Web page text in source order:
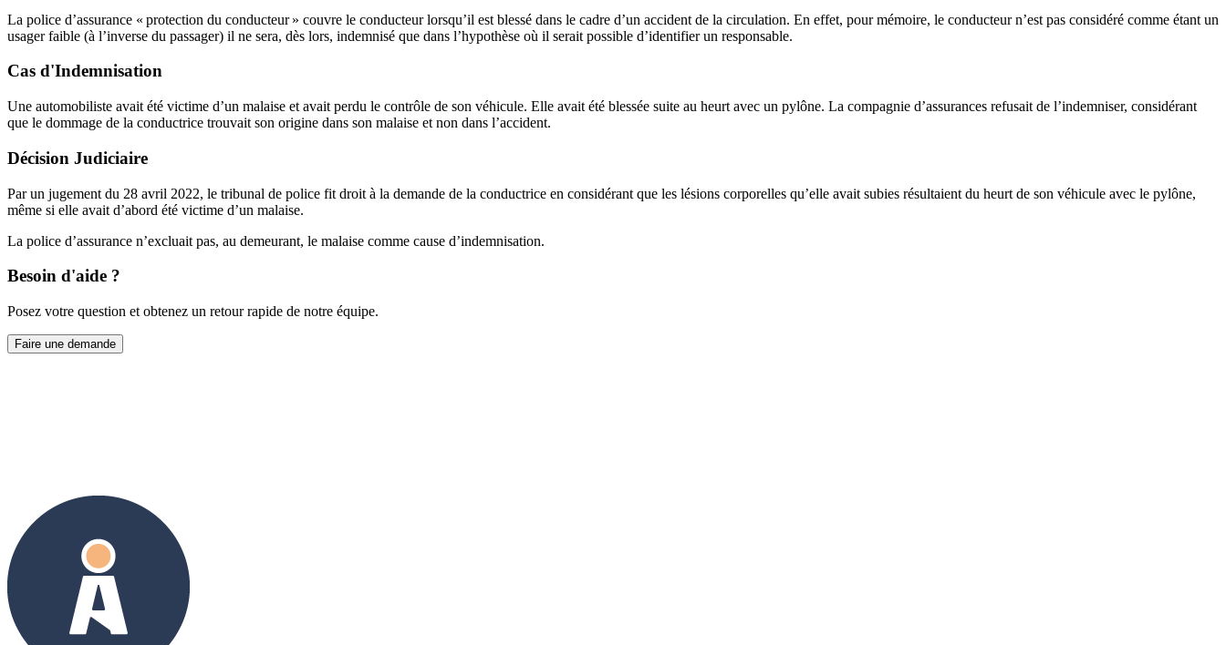
La police d’assurance « protection du conducteur » couvre le conducteur lorsqu’il est blessé dans le cadre d’un accident de la circulation. En effet, pour mémoire, le conducteur n’est pas considéré comme étant un
usager faible (à l’inverse du passager) il ne sera, dès lors, indemnisé que dans l’hypothèse où il serait possible d’identifier un responsable.
Cas d'Indemnisation
Une automobiliste avait été victime d’un malaise et avait perdu le contrôle de son véhicule. Elle avait été blessée suite au heurt avec un pylône. La compagnie d’assurances refusait de l’indemniser, considérant
que le dommage de la conductrice trouvait son origine dans son malaise et non dans l’accident.
Décision Judiciaire
Par un jugement du 28 avril 2022, le tribunal de police fit droit à la demande de la conductrice en considérant que les lésions corporelles qu’elle avait subies résultaient du heurt de son véhicule avec le pylône,
même si elle avait d’abord été victime d’un malaise.
La police d’assurance n’excluait pas, au demeurant, le malaise comme cause d’indemnisation.
Besoin d'aide ?
Posez votre question et obtenez un retour rapide de notre équipe.
Faire une demande
Prendre contact